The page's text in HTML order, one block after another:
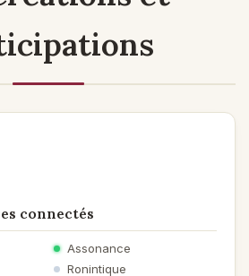
connectés
Assonance
Ronintique